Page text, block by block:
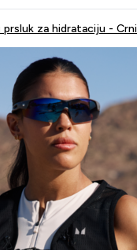
prsluk za hidrataciju - Crni